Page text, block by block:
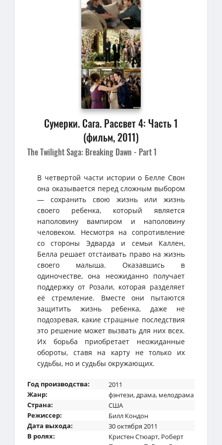
Сумерки. Сага. Рассвет 4: Часть 1
(фильм, 2011)
The Twilight Saga: Breaking Dawn - Part 1
В четвертой части истории о Белле Свон
она оказывается перед сложным выбором
— сохранить свою жизнь или жизнь
своего ребенка, который является
наполовину вампиром и наполовину
человеком. Несмотря на сопротивление
со стороны Эдварда и семьи Каллен,
Белла решает отстаивать право на жизнь
своего малыша. Оказавшись в
одиночестве, она неожиданно получает
поддержку от Розали, которая разделяет
её стремление. Вместе они пытаются
защитить жизнь ребенка, даже не
подозревая, какие страшные последствия
это решение может вызвать для них всех.
Их борьба приобретает неожиданные
обороты, ставя на карту не только их
судьбы, но и судьбы окружающих.
Год производства:
2011
Жанр:
фэнтези,драма, мелодрама
Страна:
США
Режиссер:
Билл Кондон
Дата выхода:
30 октября 2011
В ролях:
Кристен Стюарт, Роберт